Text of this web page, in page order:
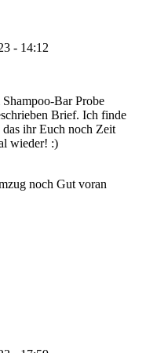
- 14:12
Bar Probe
Brief. Ich finde
ihr Euch noch Zeit
wieder! :)
noch Gut voran